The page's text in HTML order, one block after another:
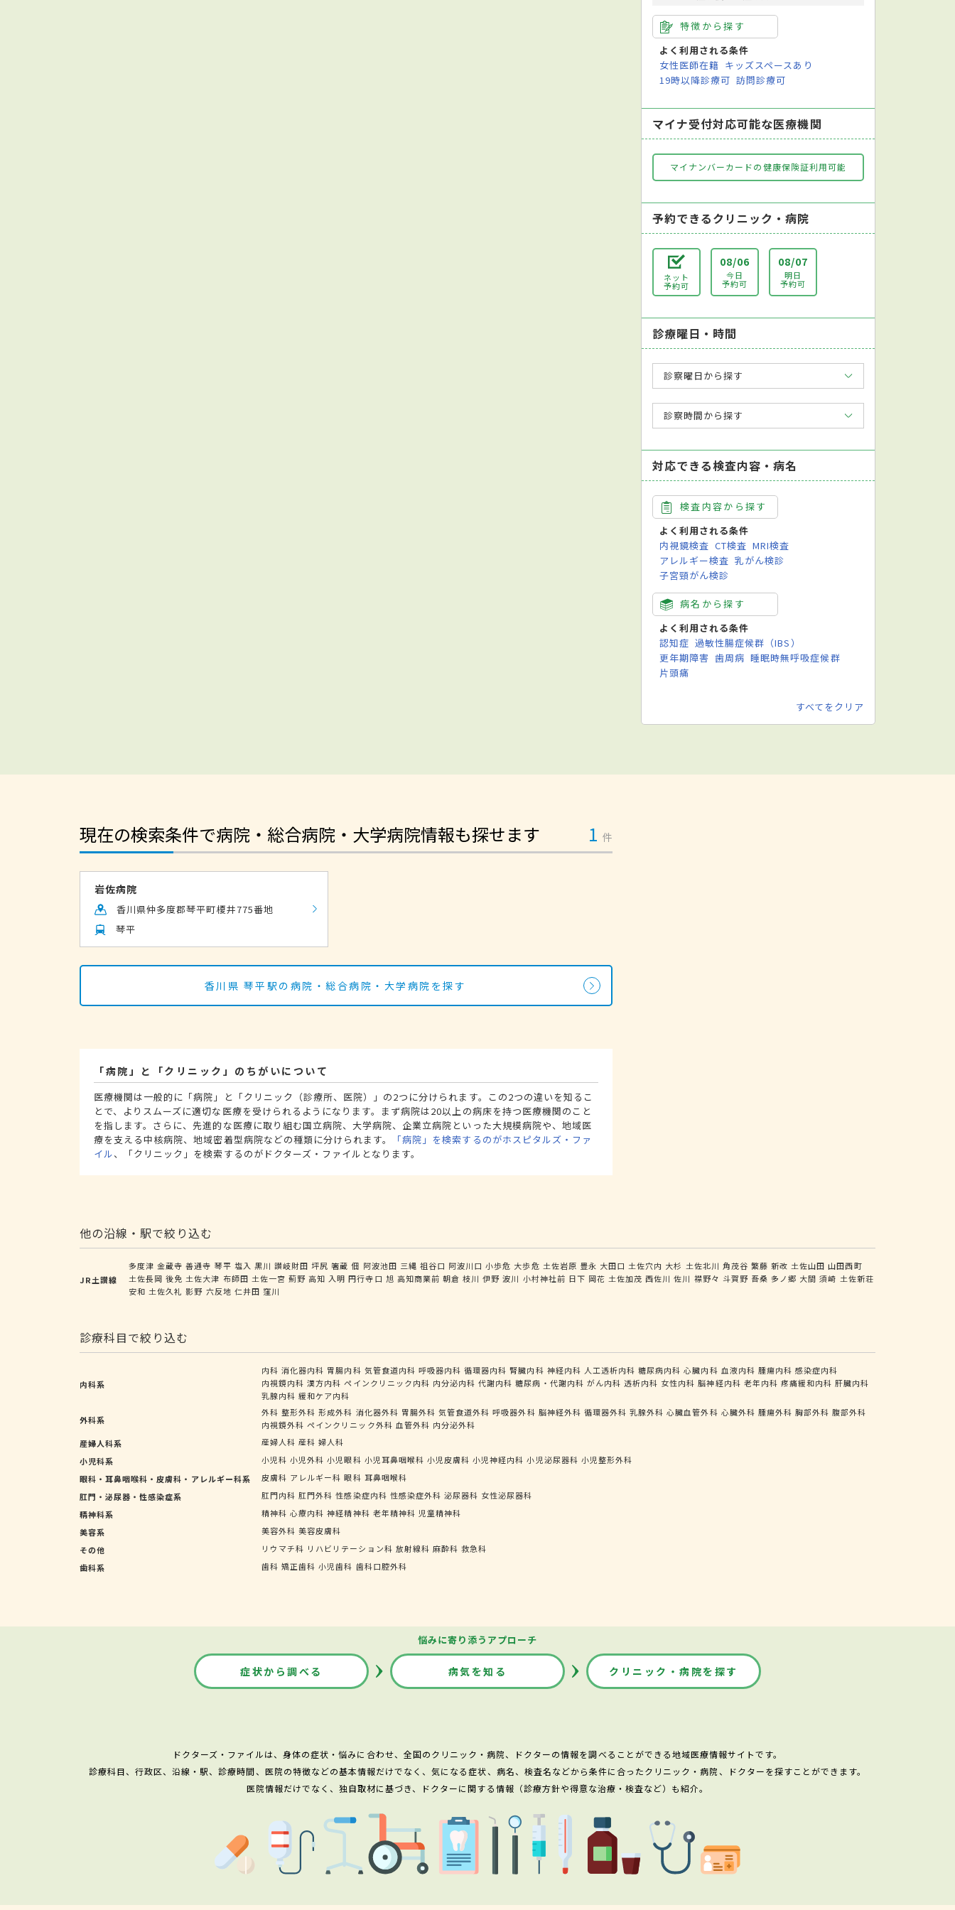
特徴から探す
よく利用される条件
女性医師在籍 キッズスペースあり
19時以降診療可 訪問診療可
マイナ受付対応可能な医療機関
マイナンバーカードの健康保険証利用可能
予約できるクリニック・病院
ネット
予約可
08/06
今日
予約可
08/07
明日
予約可
診療曜日・時間
診察曜日から探す
診察時間から探す
対応できる検査内容・病名
検査内容から探す
よく利用される条件
内視鏡検査 CT検査 MRI検査
アレルギー検査 乳がん検診
子宮頸がん検診
病名から探す
よく利用される条件
認知症 過敏性腸症候群（IBS）
更年期障害 歯周病 睡眠時無呼吸症候群
片頭痛
すべてをクリア
現在の検索条件で病院・総合病院・大学病院情報も探せます 1 件
岩佐病院
香川県仲多度郡琴平町榎井775番地
琴平
香川県 琴平駅の病院・総合病院・大学病院を探す
「病院」と「クリニック」のちがいについて
医療機関は一般的に「病院」と「クリニック（診療所、医院）」の2つに分けられます。この2つの違いを知るこ
とで、よりスムーズに適切な医療を受けられるようになります。まず病院は20以上の病床を持つ医療機関のこと
を指します。さらに、先進的な医療に取り組む国立病院、大学病院、企業立病院といった大規模病院や、地域医
療を支える中核病院、地域密着型病院などの種類に分けられます。
「病院」を検索するのがホスピタルズ・ファ
イル、「クリニック」を検索するのがドクターズ・ファイルとなります。
他の沿線・駅で絞り込む
JR土讃線
多度津 金蔵寺 善通寺 琴平 塩入 黒川 讃岐財田 坪尻 箸蔵 佃 阿波池田 三縄 祖谷口 阿波川口 小歩危 大歩危 土佐岩原 豊永 大田口 土佐穴内 大杉 土佐北川 角茂谷 繁藤 新改 土佐山田 山田西町
土佐長岡 後免 土佐大津 布師田 土佐一宮 薊野 高知 入明 円行寺口 旭 高知商業前 朝倉 枝川 伊野 波川 小村神社前 日下 岡花 土佐加茂 西佐川 佐川 襟野々 斗賀野 吾桑 多ノ郷 大間 須崎 土佐新荘
安和 土佐久礼 影野 六反地 仁井田 窪川
診療科目で絞り込む
内科系
内科 消化器内科 胃腸内科 気管食道内科 呼吸器内科 循環器内科 腎臓内科 神経内科 人工透析内科 糖尿病内科 心臓内科 血液内科 腫瘍内科 感染症内科
内視鏡内科 漢方内科 ペインクリニック内科 内分泌内科 代謝内科 糖尿病・代謝内科 がん内科 透析内科 女性内科 脳神経内科 老年内科 疼痛緩和内科 肝臓内科
乳腺内科 緩和ケア内科
外科系
外科 整形外科 形成外科 消化器外科 胃腸外科 気管食道外科 呼吸器外科 脳神経外科 循環器外科 乳腺外科 心臓血管外科 心臓外科 腫瘍外科 胸部外科 腹部外科
内視鏡外科 ペインクリニック外科 血管外科 内分泌外科
産婦人科系
産婦人科 産科 婦人科
小児科系
小児科 小児外科 小児眼科 小児耳鼻咽喉科 小児皮膚科 小児神経内科 小児泌尿器科 小児整形外科
眼科・耳鼻咽喉科・皮膚科・アレルギー科系
皮膚科 アレルギー科 眼科 耳鼻咽喉科
肛門・泌尿器・性感染症系
肛門内科 肛門外科 性感染症内科 性感染症外科 泌尿器科 女性泌尿器科
精神科系
精神科 心療内科 神経精神科 老年精神科 児童精神科
美容系
美容外科 美容皮膚科
その他
リウマチ科 リハビリテーション科 放射線科 麻酔科 救急科
歯科系
歯科 矯正歯科 小児歯科 歯科口腔外科
悩みに寄り添うアプローチ
症状から調べる 病気を知る クリニック・病院を探す
ドクターズ・ファイルは、身体の症状・悩みに合わせ、全国のクリニック・病院、ドクターの情報を調べることができる地域医療情報サイトです。
診療科目、行政区、沿線・駅、診療時間、医院の特徴などの基本情報だけでなく、気になる症状、病名、検査名などから条件に合ったクリニック・病院、ドクターを探すことができます。
医院情報だけでなく、独自取材に基づき、ドクターに関する情報（診療方針や得意な治療・検査など）も紹介。